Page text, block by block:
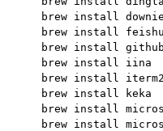
brew install
brew install
brew install
brew install iina
brew install
brew install keka
brew install
brew install